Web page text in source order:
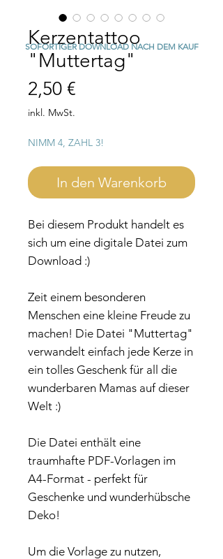
Kerzentattoo
"Muttertag"
2,50 €
inkl. MwSt.
NIMM 4, ZAHL 3!
In den Warenkorb
Bei diesem Produkt handelt es
sich um eine digitale Datei zum
Download :)
Zeit einem besonderen
Menschen eine kleine Freude zu
machen! Die Datei "Muttertag"
verwandelt einfach jede Kerze in
ein tolles Geschenk für all die
wunderbaren Mamas auf dieser
Welt :)
Die Datei enthält eine
traumhafte PDF-Vorlagen im
A4-Format - perfekt für
Geschenke und wunderhübsche
Deko!
Um die Vorlage zu nutzen,
SOFORTIGER DOWNLOAD NACH DEM KAUF